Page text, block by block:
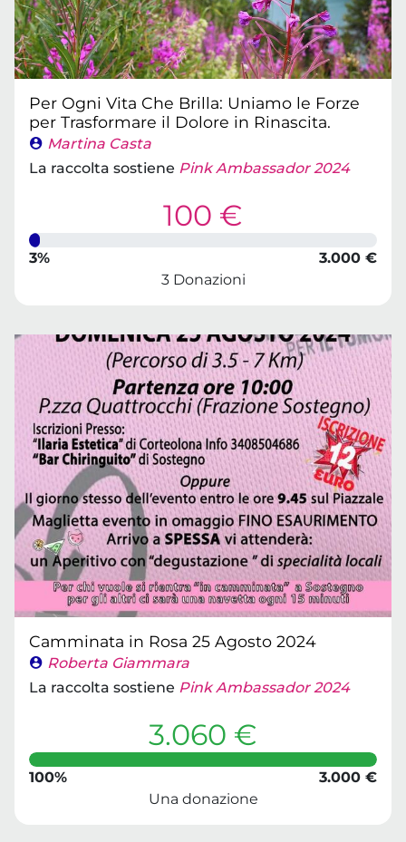
Per Ogni Vita Che Brilla: Uniamo le Forze
per Trasformare il Dolore in Rinascita.
Martina Casta
La raccolta sostiene Pink Ambassador 2024
100 €
3%
3.000 €
3 Donazioni
Camminata in Rosa 25 Agosto 2024
Roberta Giammara
La raccolta sostiene Pink Ambassador 2024
3.060 €
100%
3.000 €
Una donazione